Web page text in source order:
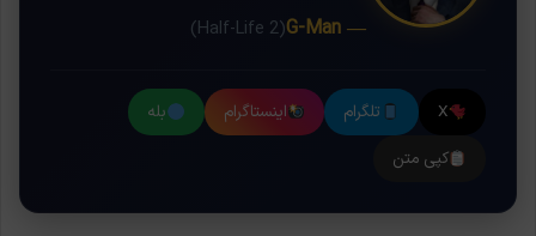
— G-Man
(Half-Life 2)
X تلگرام اینستاگرام
بله
کپی متن